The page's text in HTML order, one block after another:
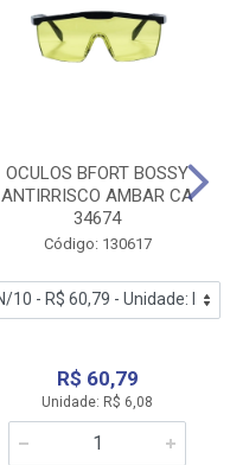
OCULOS BFORT BOSSY
ANTIRRISCO AMBAR CA
34674
Código: 130617
R$ 60,79
Unidade: R$ 6,08